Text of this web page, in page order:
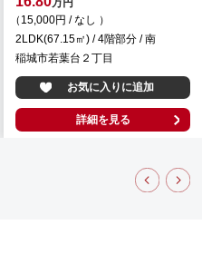
（15,000円 / なし ）
2LDK(67.15㎡) / 4階部分 / 南
稲城市若葉台２丁目
お気に入りに追加
詳細を見る